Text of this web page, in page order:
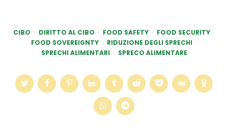
CIBO DIRITTO AL CIBO FOOD SAFETY
FOOD SECURITY
FOOD SOVEREIGNTY
RIDUZIONE DEGLI SPRECHI
SPRECHI ALIMENTARI
SPRECO ALIMENTARE